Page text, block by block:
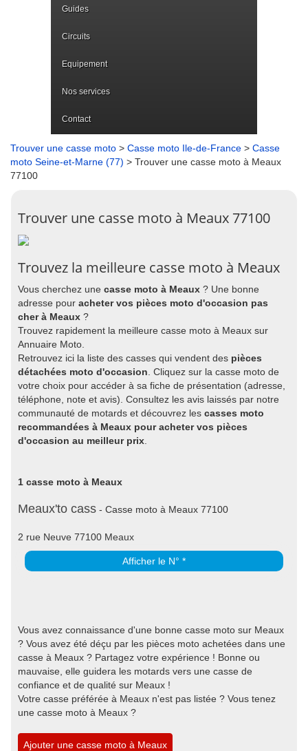
Guides
Circuits
Equipement
Nos services
Contact
Trouver une casse moto > Casse moto Ile-de-France > Casse
moto Seine-et-Marne (77) > Trouver une casse moto à Meaux
77100
Trouver une casse moto à Meaux 77100
Trouvez la meilleure casse moto à Meaux
Vous cherchez une casse moto à Meaux ? Une bonne
adresse pour acheter vos pièces moto d'occasion pas
cher à Meaux ?
Trouvez rapidement la meilleure casse moto à Meaux sur
Annuaire Moto.
Retrouvez ici la liste des casses qui vendent des pièces
détachées moto d'occasion . Cliquez sur la casse moto de
votre choix pour accéder à sa fiche de présentation (adresse,
téléphone, note et avis). Consultez les avis laissés par notre
communauté de motards et découvrez les casses moto
recommandées à Meaux pour acheter vos pièces
d'occasion au meilleur prix
1 casse moto à Meaux
Meaux'to cass - Casse moto à Meaux 77100
2 rue Neuve 77100 Meaux
Afficher le N° *
Vous avez connaissance d'une bonne casse moto sur Meaux
? Vous avez été déçu par les pièces moto achetées dans une
casse à Meaux ? Partagez votre expérience ! Bonne ou
mauvaise, elle guidera les motards vers une casse de
confiance et de qualité sur Meaux !
Votre casse préférée à Meaux n'est pas listée ? Vous tenez
une casse moto à Meaux ?
Ajouter une casse moto à Meaux